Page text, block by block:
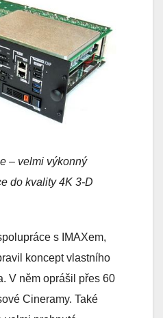
– velmi výkonný
do kvality 4K 3-D
s IMAXem,
koncept vlastního
V něm oprášil přes 60
Cineramy. Také